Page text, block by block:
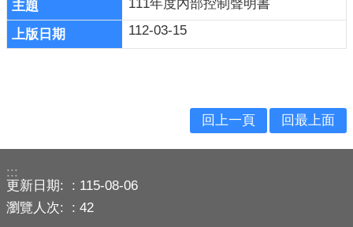
便
民
服
開
訊
主
111年度內部控制聲明書
112-03-15
回上一頁 回最上面
:::
更新日期:
115-08-06
瀏覽人次:
42